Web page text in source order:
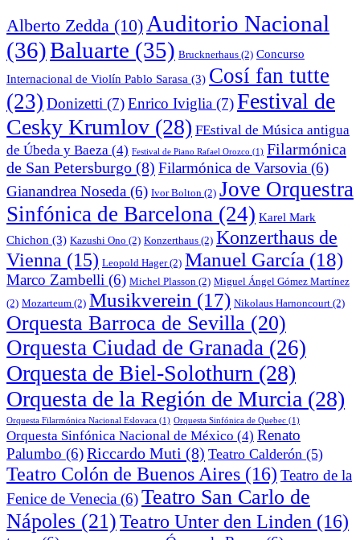
Alberto Zedda (10)Auditorio Nacional
(36)Baluarte (35) Brucknerhaus (2) Concurso
Internacional de Violín Pablo Sarasa (3) Cosí fan tutte
(23) Donizetti (7)Enrico Iviglia (7)Festival de
Cesky Krumlov (28) FEstival de Música antigua
de Úbeda y Baeza (4) Festival de Piano Rafael Orozco (1) Filarmónica
de San Petersburgo (8) Filarmónica de Varsovia (6)
Gianandrea Noseda (6) Ivor Bolton (2) Jove Orquestra
Sinfónica de Barcelona (24) Karel Mark
Chichon (3) Kazushi Ono (2) Konzerthaus (2) Konzerthaus de
Vienna (15) Leopold Hager(2) Manuel García (18)
Marco Zambelli (6) Michel Plasson (2) Miguel Ángel Gómez Martínez
(2) Mozarteum (2) Musikverein (17) Nikolaus Harnoncourt (2)
Orquesta Barroca de Sevilla (20)
Orquesta Ciudad de Granada (26)
Orquesta de Biel-Solothurn (28)
Orquesta de la Región de Murcia (28)
Orquesta Filarmónica Nacional Eslovaca (1) Orquesta Sinfónica de Quebec (1)
Orquesta Sinfónica Nacional de México (4) Renato
Palumbo (6)Riccardo Muti (8) Teatro Calderón (5)
Teatro Colón de Buenos Aires (16) Teatro de la
Fenice de Venecia (6)Teatro San Carlo de
Nápoles (21)Teatro Unter den Linden (16)